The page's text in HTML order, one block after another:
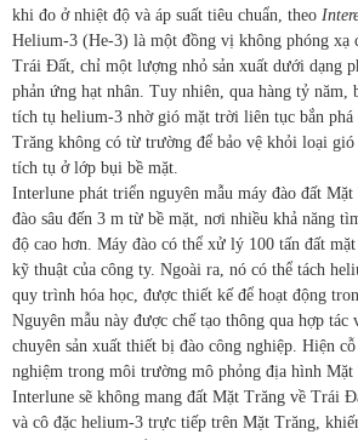
khi đo ở nhiệt độ và áp suất tiêu chuẩn, theo
Helium-3 (He-3) là một đồng vị không phóng xạ
Trái Đất, chỉ một lượng nhỏ sản xuất dưới dạng
phản ứng hạt nhân. Tuy nhiên, qua hàng tỷ năm,
tích tụ helium-3 nhờ gió mặt trời liên tục bắn
Trăng không có từ trường để bảo vệ khỏi loại
tích tụ ở lớp bụi bề mặt.
Interlune phát triển nguyên mẫu máy đào đất
đào sâu đến 3 m từ bề mặt, nơi nhiều khả năng
độ cao hơn. Máy đào có thể xử lý 100 tấn đất
kỹ thuật của công ty. Ngoài ra, nó có thể tách
quy trình hóa học, được thiết kế để hoạt động
Nguyên mẫu này được chế tạo thông qua hợp tác
chuyên sản xuất thiết bị đào công nghiệp. Hiện
nghiệm trong môi trường mô phỏng địa hình
Interlune sẽ không mang đất Mặt Trăng về Trái
và cô đặc helium-3 trực tiếp trên Mặt Trăng,